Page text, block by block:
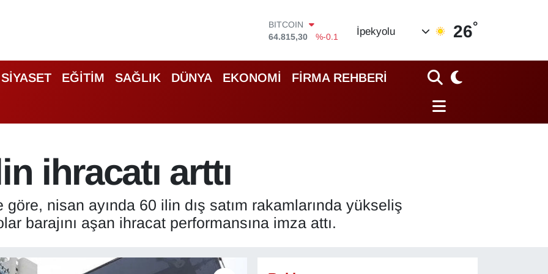
DOLAR
47,7436
%0.18
STERLİN
İpekyolu 26°
SİYASET EĞİTİM SAĞLIK DÜNYA EKONOMİ FİRMA REHBERİ
ihracatı arttı
göre, nisan ayında 60 ilin dış satım rakamlarında yükseliş
barajını aşan ihracat performansına imza attı.